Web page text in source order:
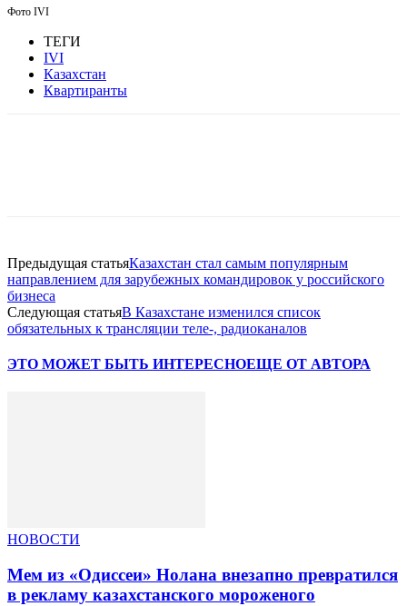
Фото IVI
ТЕГИ
IVI
Казахстан
Квартиранты
Предыдущая статьяКазахстан стал самым популярным
направлением для зарубежных командировок у российского
бизнеса
Следующая статьяВ Казахстане изменился список
обязательных к трансляции теле-, радиоканалов
ЭТО МОЖЕТ БЫТЬ ИНТЕРЕСНОЕЩЕ ОТ АВТОРА
НОВОСТИ
Мем из «Одиссеи» Нолана внезапно превратился
в рекламу казахстанского мороженого